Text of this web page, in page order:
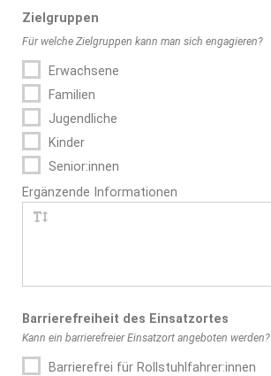
Ziel­gruppen
Für welche Zielgruppen kann man sich engagieren?
Erwachsene
Familien
Jugendliche
Kinder
Senior:innen
Ergänzende Informationen
Barrierefreiheit des Einsatzortes
Kann ein barrierefreier Einsatzort angeboten werden?
Barrierefrei für Rollstuhlfahrer:innen